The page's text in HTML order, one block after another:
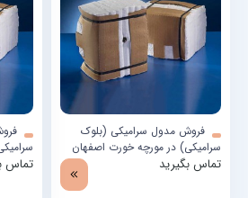
فروش مدول سرامیکی (بلوک
سرامیکی) در مورچه خورت اصفهان
تماس بگیرید تماس